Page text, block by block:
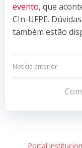
evento, que
CIn-UFPE.
também estão
Post
Notícia anterior
Portal